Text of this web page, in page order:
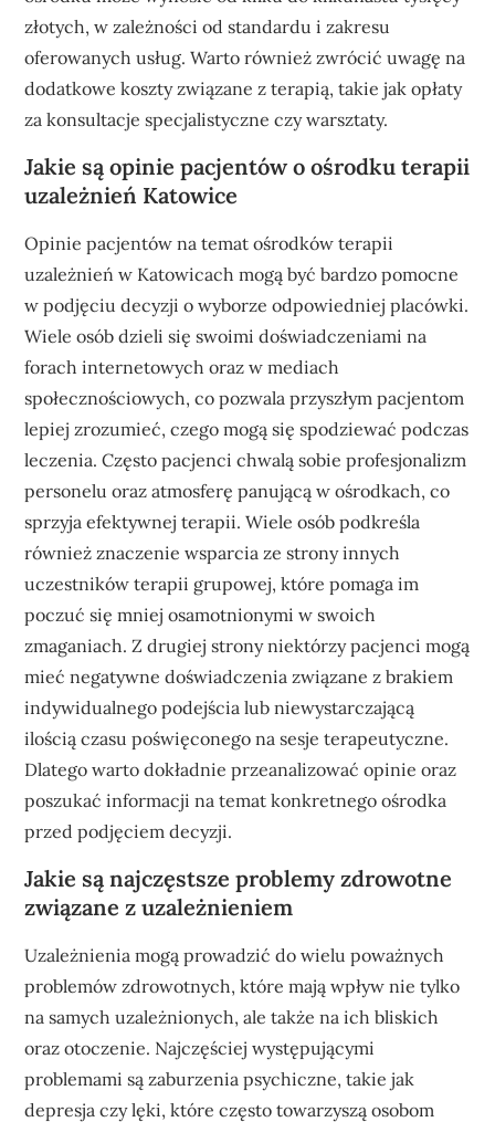
złotych, w zależności od standardu i zakresu
oferowanych usług. Warto również zwrócić uwagę na
dodatkowe koszty związane z terapią, takie jak opłaty
za konsultacje specjalistyczne czy warsztaty.
Jakie są opinie pacjentów o ośrodku terapii
uzależnień Katowice
Opinie pacjentów na temat ośrodków terapii
uzależnień w Katowicach mogą być bardzo pomocne
w podjęciu decyzji o wyborze odpowiedniej placówki.
Wiele osób dzieli się swoimi doświadczeniami na
forach internetowych oraz w mediach
społecznościowych, co pozwala przyszłym pacjentom
lepiej zrozumieć, czego mogą się spodziewać podczas
leczenia. Często pacjenci chwalą sobie profesjonalizm
personelu oraz atmosferę panującą w ośrodkach, co
sprzyja efektywnej terapii. Wiele osób podkreśla
również znaczenie wsparcia ze strony innych
uczestników terapii grupowej, które pomaga im
poczuć się mniej osamotnionymi w swoich
zmaganiach. Z drugiej strony niektórzy pacjenci mogą
mieć negatywne doświadczenia związane z brakiem
indywidualnego podejścia lub niewystarczającą
ilością czasu poświęconego na sesje terapeutyczne.
Dlatego warto dokładnie przeanalizować opinie oraz
poszukać informacji na temat konkretnego ośrodka
przed podjęciem decyzji.
Jakie są najczęstsze problemy zdrowotne
związane z uzależnieniem
Uzależnienia mogą prowadzić do wielu poważnych
problemów zdrowotnych, które mają wpływ nie tylko
na samych uzależnionych, ale także na ich bliskich
oraz otoczenie. Najczęściej występującymi
problemami są zaburzenia psychiczne, takie jak
depresja czy lęki, które często towarzyszą osobom